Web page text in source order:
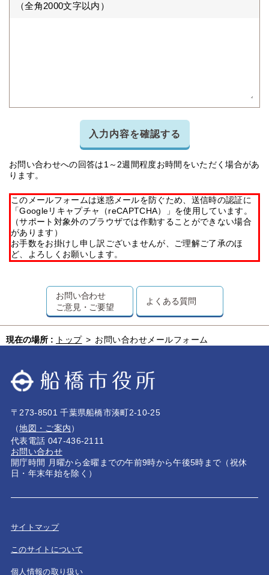
（全角2000文字以内）
入力内容を確認する
お問い合わせへの回答は1～2週間程度お時間をいただく場合があ
ります。
このメールフォームは迷惑メールを防ぐため、送信時の認証に
「Googleリキャプチャ（reCAPTCHA）」を使用しています。
（サポート対象外のブラウザでは作動することができない場合
があります）
お手数をお掛けし申し訳ございませんが、ご理解ご了承のほ
ど、よろしくお願いします。
お問い合わせ
ご意見・ご要望
よくある質問
現在の場所 : トップ > お問い合わせメールフォーム
〒273-8501 千葉県船橋市湊町2-10-25
（地図・ご案内）
代表電話 047-436-2111
お問い合わせ
開庁時間 月曜から金曜までの午前9時から午後5時まで（祝休
日・年末年始を除く）
サイトマップ
このサイトについて
個人情報の取り扱い